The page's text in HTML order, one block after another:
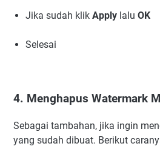
Jika sudah klik Apply lalu OK
Selesai
4. Menghapus Watermark
Sebagai tambahan, jika ingin
yang sudah dibuat. Berikut